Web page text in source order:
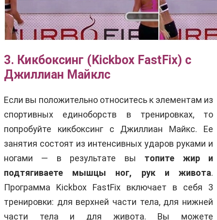
3. Кикбоксинг (Kickbox FastFix) с
Джиллиан Майклс
Если вы положительно относитесь к элементам из
спортивных единоборств в тренировках, то
попробуйте кикбоксинг с Джиллиан Майкс. Ее
занятия состоят из интенсивных ударов руками и
ногами — в результате вы топите жир и
подтягиваете мышцы ног, рук и живота.
Программа Kickbox FastFix включает в себя 3
тренировки: для верхней части тела, для нижней
части тела и для живота. Вы можете